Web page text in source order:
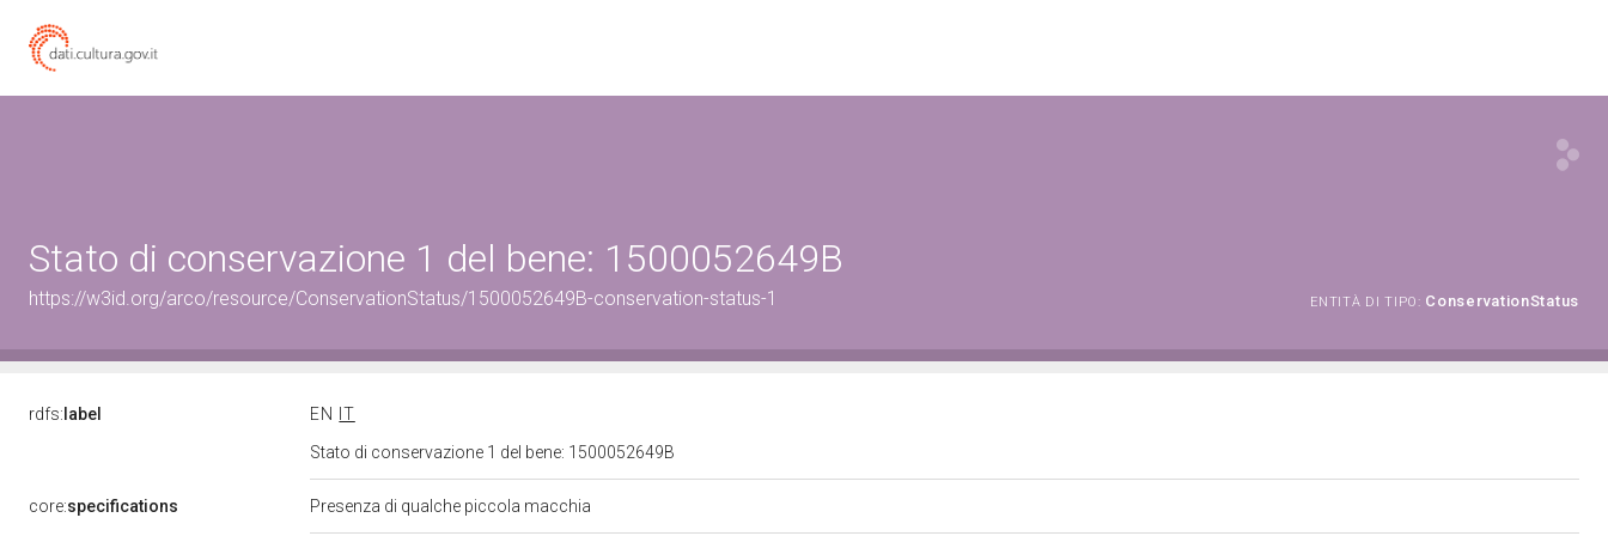
Stato di conservazione 1 del bene: 1500052649B
https://w3id.org/arco/resource/ConservationStatus/1500052649B-conservation-status-1 ENTITÀ DI TIPO: ConservationStatus
rdfs: label EN
IT
Stato di conservazione 1 del bene: 1500052649B
core:specifications Presenza di qualche piccola macchia